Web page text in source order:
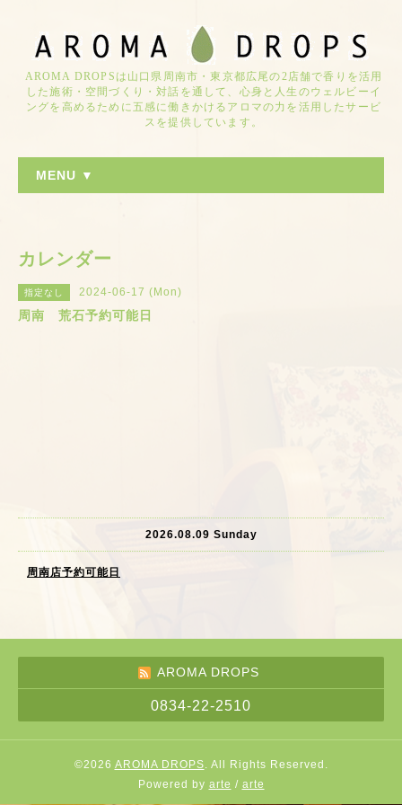
AROMA DROPSは山口県周南市・東京都広尾の2店舗で香りを活用
した施術・空間づくり・対話を通して、心身と人生のウェルビーイ
ングを高めるために五感に働きかけるアロマの力を活用したサービ
スを提供しています。
MENU ▼
カレンダー
指定なし 2024-06-17 (Mon)
周南 荒石予約可能日
2026.08.09 Sunday
周南店予約可能日
AROMA DROPS
0834-22-2510
©2026 AROMA DROPS. All Rights Reserved.
Powered by arte / arte